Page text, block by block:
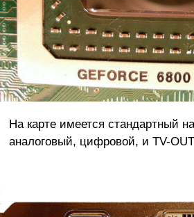
На карте имеется стандартный
аналоговый, цифровой, и TV-